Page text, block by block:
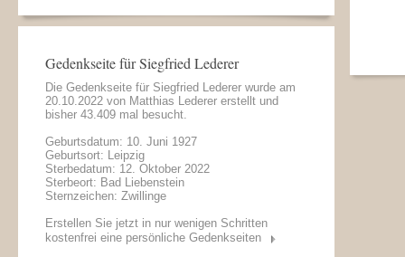
Gedenkseite für Siegfried Lederer
Die Gedenkseite für Siegfried Lederer wurde am
20.10.2022 von Matthias Lederer erstellt und
bisher 43.409 mal besucht.
Geburtsdatum: 10. Juni 1927
Geburtsort: Leipzig
Sterbedatum: 12. Oktober 2022
Sterbeort: Bad Liebenstein
Sternzeichen: Zwillinge
Erstellen Sie jetzt in nur wenigen Schritten
kostenfrei eine persönliche Gedenkseiten